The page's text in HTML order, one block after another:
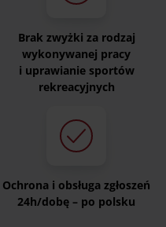
Brak zwyżki za rodzaj
wykonywanej pracy
i uprawianie sportów
rekreacyjnych
Ochrona i obsługa zgłoszeń
24h/dobę – po polsku